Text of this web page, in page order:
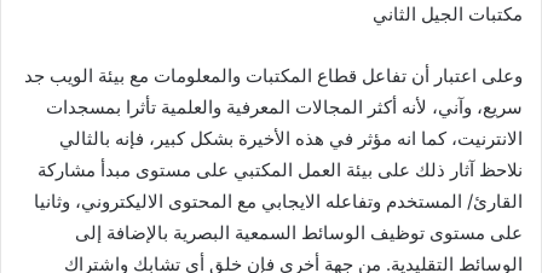
مكتبات الجيل الثاني
وعلى اعتبار أن تفاعل قطاع المكتبات والمعلومات مع بيئة الويب جد
سريع، وآني، لأنه أكثر المجالات المعرفية والعلمية تأثرا بمسجدات
الانترنيت، كما انه مؤثر في هذه الأخيرة بشكل كبير، فإنه بالثالي
نلاحظ آثار ذلك على بيئة العمل المكتبي على مستوى مبدأ مشاركة
القارئ/ المستخدم وتفاعله الايجابي مع المحتوى الاليكتروني، وثانيا
على مستوى توظيف الوسائط السمعية البصرية بالإضافة إلى
الوسائط التقليدية. من جهة أخرى فإن خلق أي تشابك واشتراك